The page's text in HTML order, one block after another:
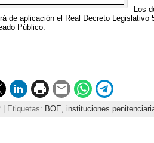
Los
de aplicación el Real Decreto
Público.
| Etiquetas: BOE instituciones